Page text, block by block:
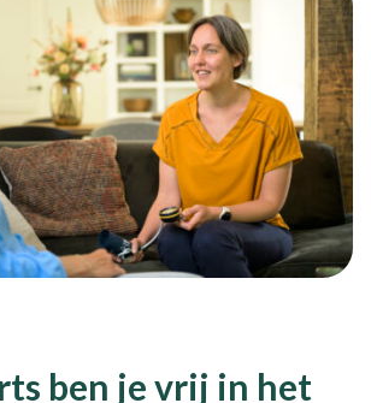
ben je vrij in het